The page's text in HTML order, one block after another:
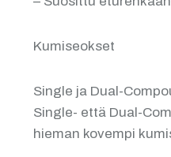
Kumiseokset
Single ja Dual-
Single- että Dual-
hieman kovempi